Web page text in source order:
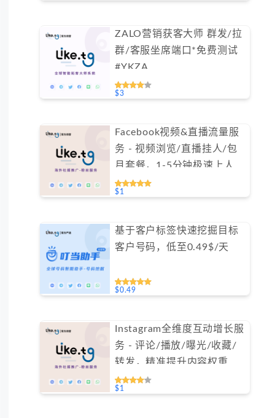
ZALO营销获客大师 群发/拉
群/客服坐席端口*免费测试
#YKZA
$3
Facebook视频&直播流量服
务 - 视频浏览/直播挂人/包
月套餐，1-5分钟极速上人
（不支持免费测试）
$1
基于客户标签快速挖掘目标
客户号码，低至0.49$/天
$0.49
Instagram全维度互动增长服
务 - 评论/播放/曝光/收藏/
转发，精准提升内容权重
（不支持免费测试）
$1